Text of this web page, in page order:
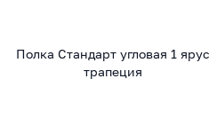
Полка Стандарт угловая 1 ярус
трапеция